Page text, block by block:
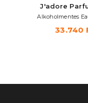
J'adore
Alkoholmentes
33.740